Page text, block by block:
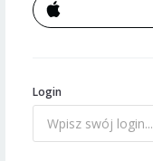
Login